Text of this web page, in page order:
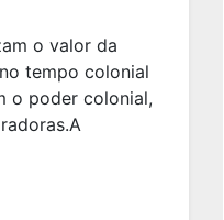
o valor da
tempo colonial
o poder colonial,